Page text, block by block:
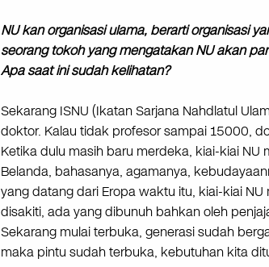
NU kan organisasi ulama, berarti organisasi
seorang tokoh yang mengatakan NU akan
Apa saat ini sudah kelihatan?
Sekarang ISNU (Ikatan Sarjana Nahdlatul
doktor. Kalau tidak profesor sampai 15000,
Ketika dulu masih baru merdeka, kiai-kiai
Belanda, bahasanya, agamanya,
yang datang dari Eropa waktu itu, kiai-kiai
disakiti, ada yang dibunuh bahkan oleh
Sekarang mulai terbuka, generasi sudah
maka pintu sudah terbuka, kebutuhan kita